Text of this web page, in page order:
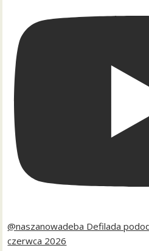
@naszanowadeba Defilada
czerwca 2026